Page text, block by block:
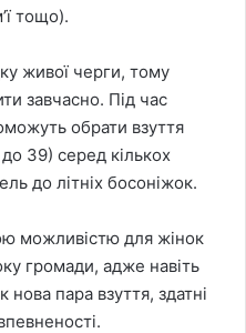
тощо).
живої черги, тому
завчасно. Під час
обрати взуття
39) серед кількох
до літніх босоніжок.
можливістю для жінок
громади, адже навіть
нова пара взуття, здатні